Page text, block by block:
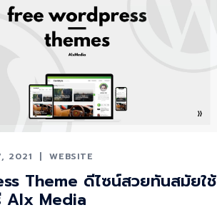
2021 WEBSITE
Theme ดีไซน์สวยทันสมัยใช้
Alx Media